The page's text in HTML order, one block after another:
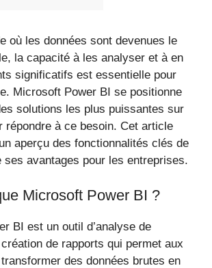
où les données sont devenues le
la capacité à les analyser et à en
significatifs est essentielle pour
Microsoft Power BI se positionne
solutions les plus puissantes sur
répondre à ce besoin. Cet article
aperçu des fonctionnalités clés de
ses avantages pour les entreprises.
Microsoft Power BI ?
BI est un outil d’analyse de
de rapports qui permet aux
des données brutes en